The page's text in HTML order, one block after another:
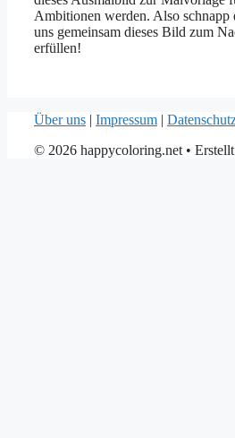
Ambitionen werden. Also schnapp
uns gemeinsam dieses Bild zum
erfüllen!
Über uns | Impressum |
© 2026 happycoloring.net •